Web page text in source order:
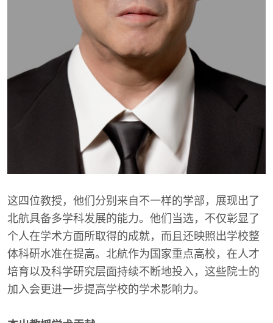
这四位教授，他们分别来自不一样的学部，展现出了
北航具备多学科发展的能力。他们当选，不仅彰显了
个人在学术方面所取得的成就，而且还映照出学校整
体科研水准在提高。北航作为国家重点高校，在人才
培育以及科学研究层面持续不断地投入，这些院士的
加入会更进一步提高学校的学术影响力。